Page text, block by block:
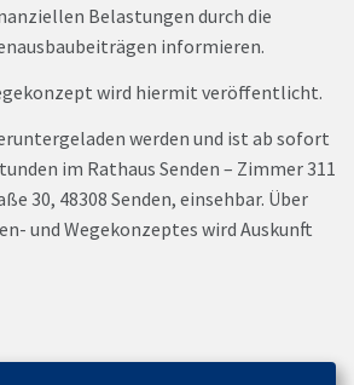
Belastungen durch die
informieren.
wird hiermit veröffentlicht.
werden und ist ab sofort
im Rathaus Senden – Zimmer 311
30, 48308 Senden, einsehbar. Über
und Wegekonzeptes wird Auskunft